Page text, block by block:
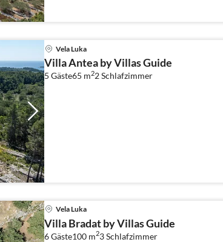
Vela Luka
Villa Antea by Villas Guide
5 Gäste65 m22Schlafzimmer
Vela Luka
Villa Bradat by Villas Guide
6 Gäste100 m23Schlafzimmer